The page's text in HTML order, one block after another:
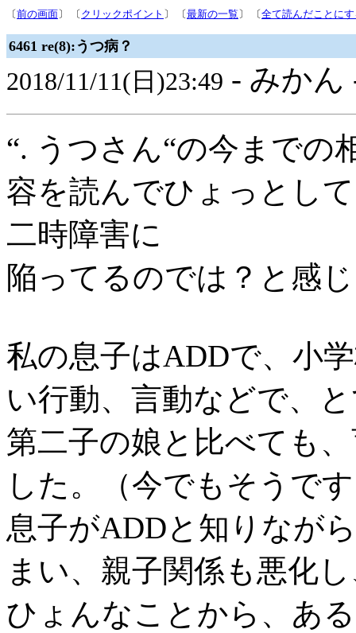
〔前の画面〕 〔 クリックポイント 〕 〔最新の一覧 〕 〔全て読んだことに
6461 re(8):うつ病？
2018/11/11(日)23:49 - みか
“. うつさん“の今までの
容を読んでひょっとし
二時障害に
陥ってるのでは？と感
私の息子はADDで、小
い行動、言動などで、
第二子の娘と比べても
した。（今でもそうで
息子がADDと知りなが
まい、親子関係も悪化
ひょんなことから、あ